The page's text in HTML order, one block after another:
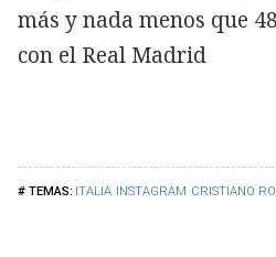
ITALIA INSTAGRAM CRISTIANO
más y nada menos que
con el Real Madrid